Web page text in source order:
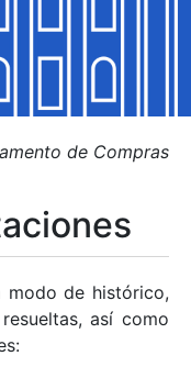
de Compras
modo de histórico,
así como